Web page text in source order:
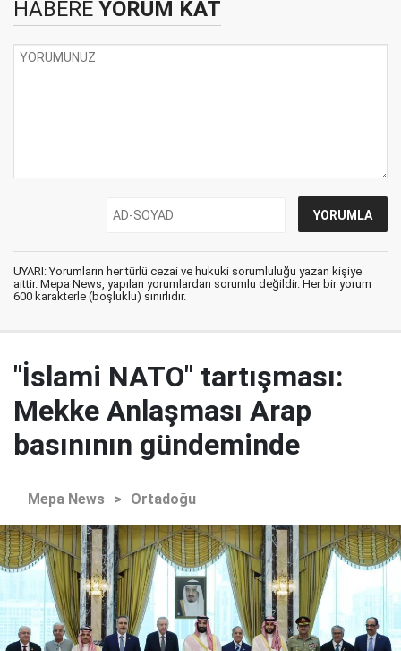
HABERE YORUM KAT
UYARI: Yorumların her türlü cezai ve hukuki sorumluluğu yazan kişiye
aittir. Mepa News, yapılan yorumlardan sorumlu değildir. Her bir yorum
600 karakterle (boşluklu) sınırlıdır.
"İslami NATO" tartışması:
Mekke Anlaşması Arap
basınının gündeminde
Mepa News > Ortadoğu